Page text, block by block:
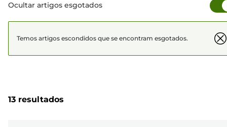
Ocultar artigos esgotados
Temos artigos escondidos que se encontram esgotados.
13 resultados